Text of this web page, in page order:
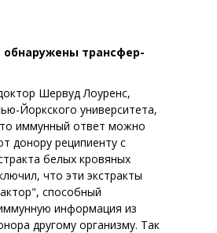
обнаружены трансфер-
Шервуд Лоуренс,
Йоркского университета,
иммунный ответ можно
донору реципиенту с
белых кровяных
что эти экстракты
способный
информация из
другому организму. Так